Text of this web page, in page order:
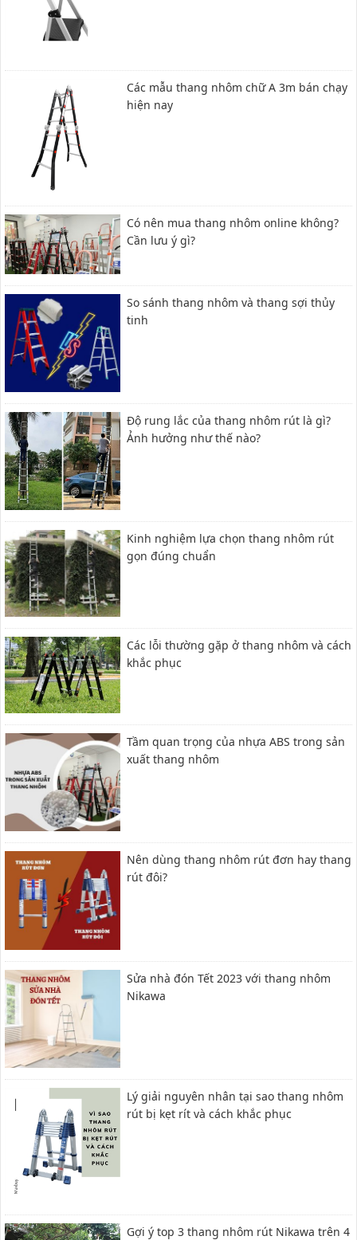
Các mẫu thang nhôm chữ A 3m bán chạy
hiện nay
Có nên mua thang nhôm online không?
Cần lưu ý gì?
So sánh thang nhôm và thang sợi thủy
tinh
Độ rung lắc của thang nhôm rút là gì?
Ảnh hưởng như thế nào?
Kinh nghiệm lựa chọn thang nhôm rút
gọn đúng chuẩn
Các lỗi thường gặp ở thang nhôm và cách
khắc phục
Tầm quan trọng của nhựa ABS trong sản
xuất thang nhôm
Nên dùng thang nhôm rút đơn hay thang
rút đôi?
Sửa nhà đón Tết 2023 với thang nhôm
Nikawa
Lý giải nguyên nhân tại sao thang nhôm
rút bị kẹt rít và cách khắc phục
Gợi ý top 3 thang nhôm rút Nikawa trên 4